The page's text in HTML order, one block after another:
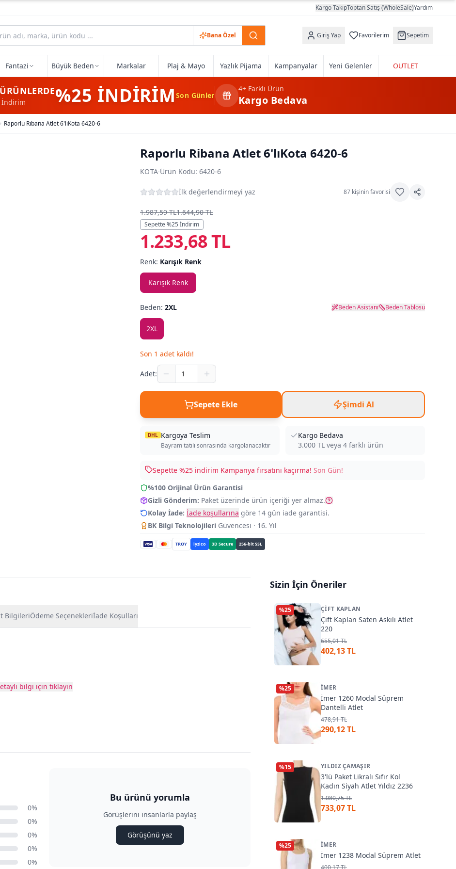
Kargo TakipToptan Satış (WholeSale)Yardım
Bana Özel Giriş Yap Favorilerim Sepetim
Fantazi Büyük Beden Markalar Plaj & Mayo Yazlık Pijama Kampanyalar Yeni Gelenler OUTLET
İndirim %25 İNDİRİMSon Günler
4+Farklı Ürün
Kargo Bedava
Raporlu Ribana Atlet 6'lıKota 6420-6
Raporlu Ribana Atlet 6'lıKota 6420-6
KOTA·Ürün Kodu:6420-6
İlk değerlendirmeyi yaz 87 kişinin favorisi
1.987,59 TL1.644,90 TL
Sepette %25 İndirim
1.233,68 TL
Renk: Karışık Renk
Karışık Renk
Beden: 2XL Beden Asistanı Beden Tablosu
2XL
Son 1 adet kaldı!
Adet:
Sepete Ekle Şimdi Al
DHL Kargoya Teslim
Bayram tatili sonrasında kargolanacaktır
Kargo Bedava
3.000 TL veya 4 farklı ürün
Sepette %25 indirim Kampanya fırsatını kaçırma! Son Gün!
%100 Orijinal Ürün Garantisi
Gizli Gönderim: Paket üzerinde ürün içeriği yer almaz.
Kolay İade: İade koşullarına göre 14 gün iade garantisi.
BK Bilgi Teknolojileri Güvencesi · 16. Yıl
TROY iyzico 3D Secure 256-bit SSL
BilgileriÖdeme Seçenekleriİade Koşulları
bilgi için tıklayın
0%
0%
0%
0%
0%
Bu ürünü yorumla
Görüşlerini insanlarla paylaş
Görüşünü yaz
Sizin İçin Öneriler
%25 ÇIFT KAPLAN
Çift Kaplan Saten Askılı Atlet
220
655,01 TL
402,13 TL
%25 İMER
İmer 1260 Modal Süprem
Dantelli Atlet
478,91 TL
290,12 TL
%15 YILDIZ ÇAMAŞIR
3'lü Paket Likralı Sıfır Kol
Kadın Siyah Atlet Yıldız 2236
1.080,75 TL
733,07 TL
%25 İMER
İmer 1238 Modal Süprem Atlet
400,17 TL